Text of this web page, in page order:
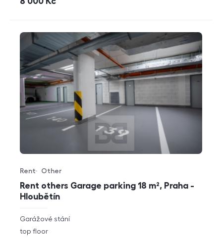
Rent others Garage parking 18 m², Praha -
Hloubětín
Offer type
Rent
Property type
Other
rozměry
disposition
Garážové stání
funkce
top floor